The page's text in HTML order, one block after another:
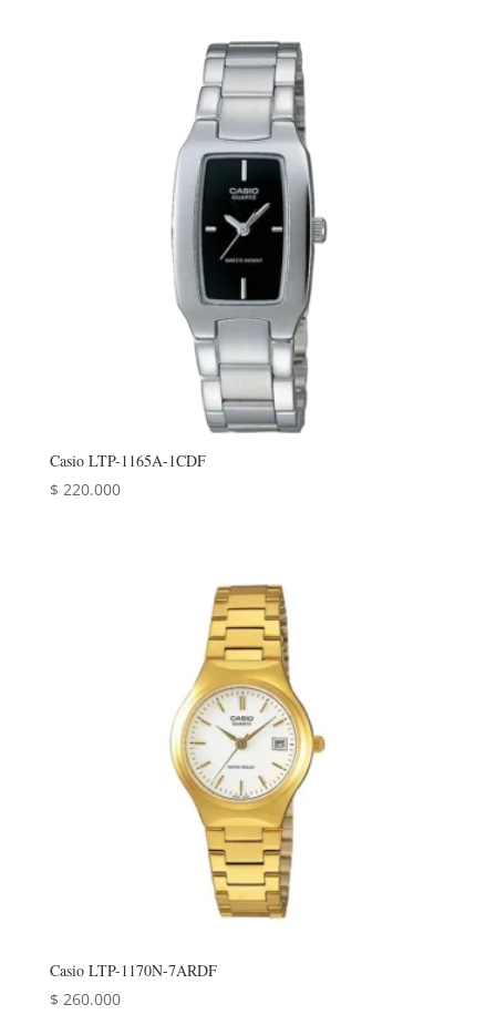
Casio LTP-1165A-1CDF
$ 220.000
Casio LTP-1170N-7ARDF
$ 260.000